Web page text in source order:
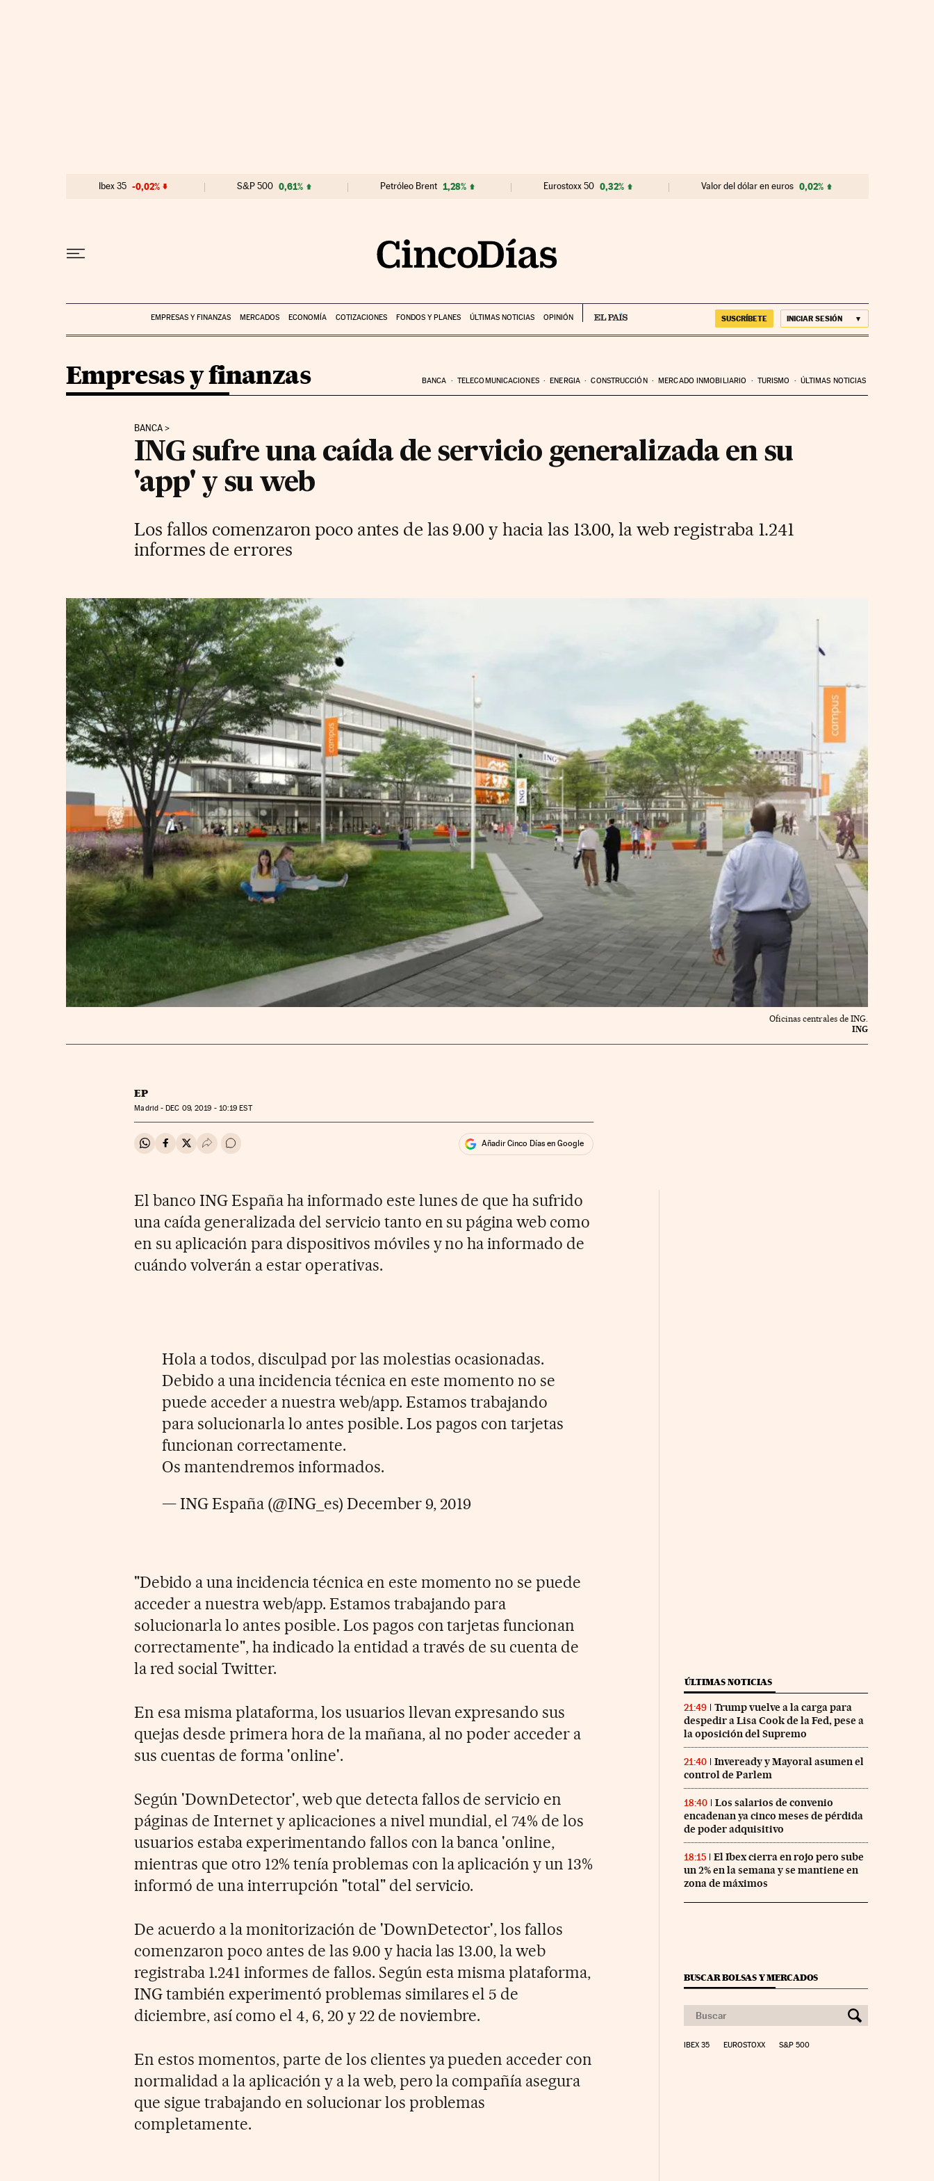
Ibex 35 -0,02% S&P 500 0,61% Petróleo Brent 1,28% Eurostoxx 50 0,32% Valor del dólar en euros 0,02%
EMPRESAS Y FINANZAS MERCADOS ECONOMÍA COTIZACIONES FONDOS Y PLANES ÚLTIMAS NOTICIAS OPINIÓN SUSCRÍBETE INICIAR SESIÓN
Empresas y finanzas BANCA TELECOMUNICACIONES ENERGIA CONSTRUCCIÓN MERCADO INMOBILIARIO TURISMO ÚLTIMAS NOTICIAS
BANCA
ING sufre una caída de servicio generalizada en su
'app' y su web
Los fallos comenzaron poco antes de las 9.00 y hacia las 13.00, la web registraba 1.241
informes de errores
Oficinas centrales de ING.
ING
EP
Madrid -DEC 09, 2019 - 10:19 EST
Compartir en Whatsapp
Compartir en Facebook
Compartir en Twitter
Desplegar Redes Sociales
Ir a los comentarios Añadir Cinco Días en Google
El banco ING España ha informado este lunes de que ha sufrido
una caída generalizada del servicio tanto en su página web como
en su aplicación para dispositivos móviles y no ha informado de
cuándo volverán a estar operativas.
Hola a todos, disculpad por las molestias ocasionadas.
Debido a una incidencia técnica en este momento no se
puede acceder a nuestra web/app. Estamos trabajando
para solucionarla lo antes posible. Los pagos con tarjetas
funcionan correctamente.
Os mantendremos informados.
— ING España (@ING_es)December 9, 2019
"Debido a una incidencia técnica en este momento no se puede
acceder a nuestra web/app. Estamos trabajando para
solucionarla lo antes posible. Los pagos con tarjetas funcionan
correctamente", ha indicado la entidad a través de su cuenta de
la red social Twitter.
En esa misma plataforma, los usuarios llevan expresando sus
quejas desde primera hora de la mañana, al no poder acceder a
sus cuentas de forma 'online'.
Según 'DownDetector', web que detecta fallos de servicio en
páginas de Internet y aplicaciones a nivel mundial, el 74% de los
usuarios estaba experimentando fallos con la banca 'online,
mientras que otro 12% tenía problemas con la aplicación y un 13%
informó de una interrupción "total" del servicio.
De acuerdo a la monitorización de 'DownDetector', los fallos
comenzaron poco antes de las 9.00 y hacia las 13.00, la web
registraba 1.241 informes de fallos. Según esta misma plataforma,
ING también experimentó problemas similares el 5 de
diciembre, así como el 4, 6, 20 y 22 de noviembre.
En estos momentos, parte de los clientes ya pueden acceder con
normalidad a la aplicación y a la web, pero la compañía asegura
que sigue trabajando en solucionar los problemas
completamente.
ÚLTIMAS NOTICIAS
21:49
Trump vuelve a la carga para
despedir a Lisa Cook de la Fed, pese a
la oposición del Supremo
21:40
Inveready y Mayoral asumen el
control de Parlem
18:40
Los salarios de convenio
encadenan ya cinco meses de pérdida
de poder adquisitivo
18:15
El Ibex cierra en rojo pero sube
un 2% en la semana y se mantiene en
zona de máximos
BUSCAR BOLSAS Y MERCADOS
IBEX 35 EUROSTOXX S&P 500